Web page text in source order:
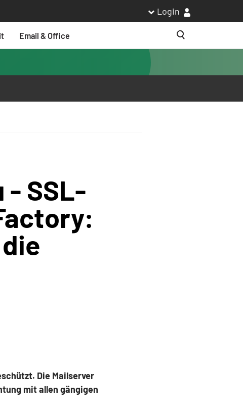
Login
Email & Office
Suche
- SSL-
Die Mailserver
mit allen gängigen